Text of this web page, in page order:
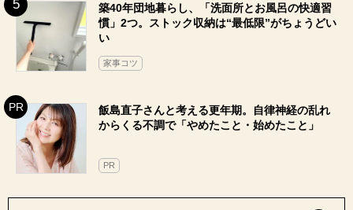
築40年団地暮らし、「洗面所とお風呂の快適習
慣」2つ。ストック収納は“最低限”がちょうどい
い
家事コツ
飯島直子さんと考える更年期。自律神経の乱れ
からくる不調で「やめたこと・始めたこと」
PR